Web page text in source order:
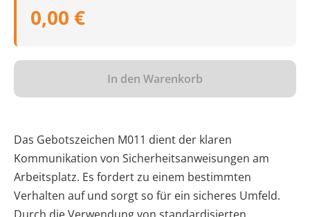
0,00 €
In den Warenkorb
Das Gebotszeichen M011 dient der klaren
Kommunikation von Sicherheitsanweisungen am
Arbeitsplatz. Es fordert zu einem bestimmten
Verhalten auf und sorgt so für ein sicheres Umfeld.